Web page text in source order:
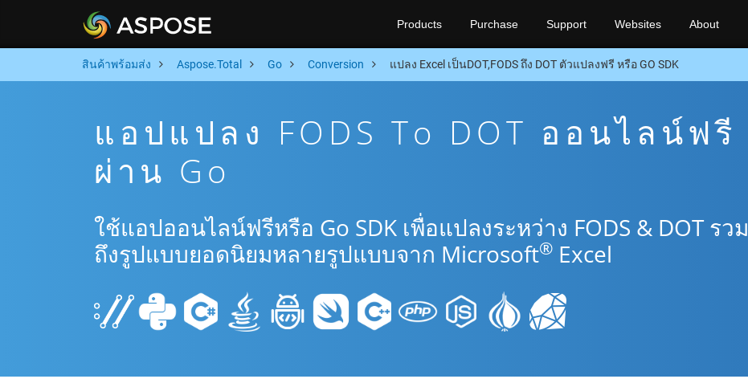
Products Purchase Support Websites About
สินค้าพร้อมส่ง Aspose.Total Go Conversion แปลง Excel เป็นDOT,FODS ถึง DOT ตัวแปลงฟรี หรือ GO SDK
แอปแปลง FODS To DOT ออนไลน์ฟรี
ผ่าน Go
ใช้แอปออนไลน์ฟรีหรือ Go SDK เพื่อแปลงระหว่าง FODS & DOT รวม
ถึงรูปแบบยอดนิยมหลายรูปแบบจาก Microsoft® Excel